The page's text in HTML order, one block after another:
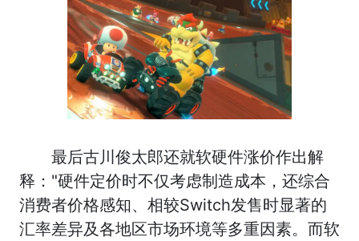
最后古川俊太郎还就软硬件涨价作出解
释："硬件定价时不仅考虑制造成本，还综合
消费者价格感知、相较Switch发售时显著的
汇率差异及各地区市场环境等多重因素。而软